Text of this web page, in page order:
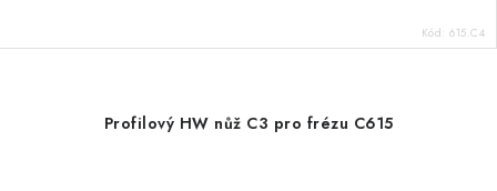
Kód: 615.C4
Profilový HW nůž C3 pro frézu C615